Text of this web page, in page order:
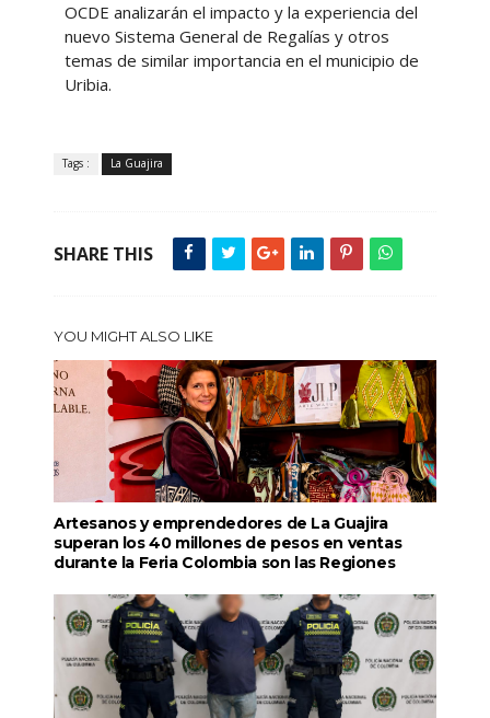
OCDE analizarán el impacto y la experiencia del
nuevo Sistema General de Regalías y otros
temas de similar importancia en el municipio de
Uribia.
Tags : La Guajira
SHARE THIS
YOU MIGHT ALSO LIKE
Artesanos y emprendedores de La Guajira
superan los 40 millones de pesos en ventas
durante la Feria Colombia son las Regiones